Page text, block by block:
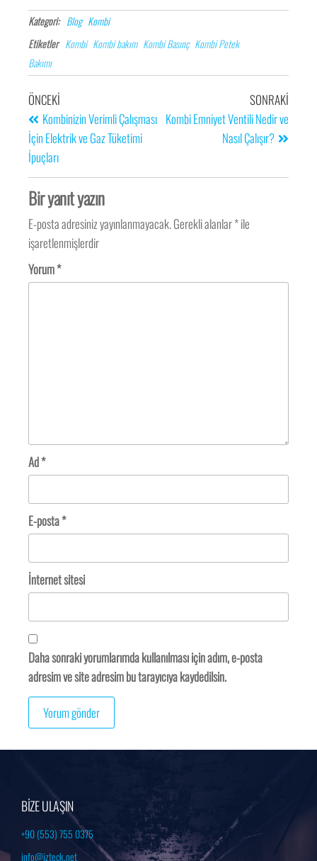
Kategori: Blog Kombi
Etiketler Kombi Kombi bakım Kombi Basınç Kombi Petek
Bakımı
ÖNCEKI
Kombinizin Verimli Çalışması
İçin Elektrik ve Gaz Tüketimi
İpuçları
SONRAKI
Kombi Emniyet Ventili Nedir ve
Nasıl Çalışır?
Bir yanıt yazın
E-posta adresiniz yayınlanmayacak.Gerekli alanlar*ile
işaretlenmişlerdir
Yorum*
Ad*
E-posta*
İnternet sitesi
Daha sonraki yorumlarımda kullanılması için adım, e-posta
adresim ve site adresim bu tarayıcıya kaydedilsin.
BİZE ULAŞIN
+90 (553) 755 0375
info@izteck.net